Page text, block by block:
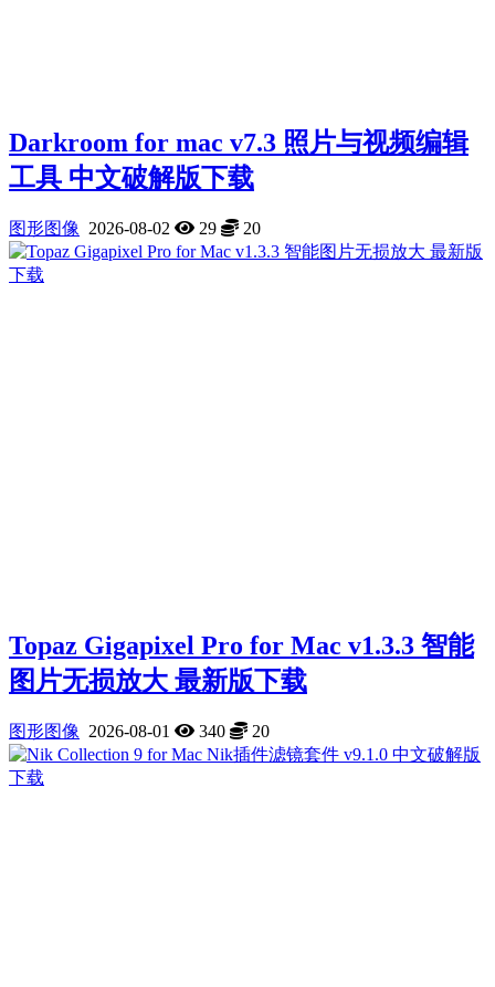
Darkroom for mac v7.3 照片与视频编辑
工具 中文破解版下载
图形图像 2026-08-02 29 20
Topaz Gigapixel Pro for Mac v1.3.3 智能
图片无损放大 最新版下载
图形图像 2026-08-01 340 20